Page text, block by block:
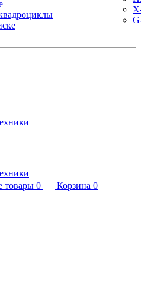
товары 0 Корзина 0